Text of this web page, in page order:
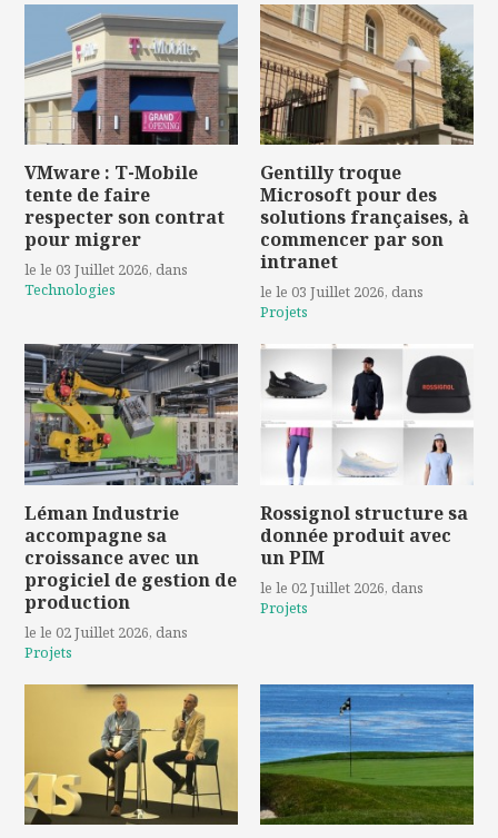
VMware : T-Mobile
tente de faire
respecter son contrat
pour migrer
le le 03 Juillet 2026, dans
Technologies
Gentilly troque
Microsoft pour des
solutions françaises, à
commencer par son
intranet
le le 03 Juillet 2026, dans
Projets
Léman Industrie
accompagne sa
croissance avec un
progiciel de gestion de
production
le le 02 Juillet 2026, dans
Projets
Rossignol structure sa
donnée produit avec
un PIM
le le 02 Juillet 2026, dans
Projets